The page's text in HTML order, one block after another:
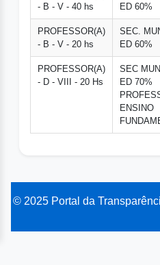
- B - V - 40 hs
ED 60%
PROFESSOR(A)
- B - V - 20 hs
SEC.
ED 60%
PROFESSOR(A)
- D - VIII - 20 Hs
SEC
ED 70%
ENSINO
© 2025 Portal da